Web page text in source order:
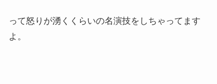
って怒りが湧くくらいの名演技をしちゃってます
よ。